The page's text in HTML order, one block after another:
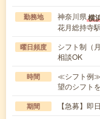
勤務地 神奈川県横
花月総持寺
曜日頻度
シフト制（
相談OK
時間
≪シフト例
望のシフト
期間 【急募】